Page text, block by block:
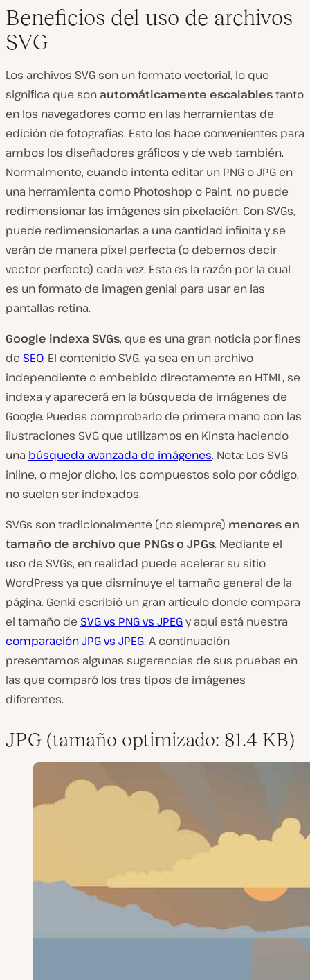
Beneficios del uso de archivos
SVG
Los archivos SVG son un formato vectorial, lo que
significa que sonautomáticamente escalablestanto
en los navegadores como en las herramientas de
edición de fotografías. Esto los hace convenientes para
ambos los diseñadores gráficos y de web también.
Normalmente, cuando intenta editar un PNG o JPG en
una herramienta como Photoshop o Paint, no puede
redimensionar las imágenes sin pixelación. Con SVGs,
puede redimensionarlas a una cantidad infinita y se
verán de manera píxel perfecta (o debemos decir
vector perfecto) cada vez. Esta es la razón por la cual
es un formato de imagen genial para usar en las
pantallas retina.
Google indexa SVGs, que es una gran noticia por fines
de SEO. El contenido SVG, ya sea en un archivo
independiente o embebido directamente en HTML, se
indexa y aparecerá en la búsqueda de imágenes de
Google. Puedes comprobarlo de primera mano con las
ilustraciones SVG que utilizamos en Kinsta haciendo
una búsqueda avanzada de imágenes. Nota: Los SVG
inline, o mejor dicho, los compuestos solo por código,
no suelen ser indexados.
SVGs son tradicionalmente (no siempre) menores en
tamaño de archivo que PNGs o JPGs. Mediante el
uso de SVGs, en realidad puede acelerar su sitio
WordPress ya que disminuye el tamaño general de la
página. Genki escribió un gran artículo donde compara
el tamaño de SVG vs PNG vs JPEGy aquí está nuestra
comparación JPG vs JPEG. A continuación
presentamos algunas sugerencias de sus pruebas en
las que comparó los tres tipos de imágenes
diferentes.
JPG (tamaño optimizado: 81.4 KB)